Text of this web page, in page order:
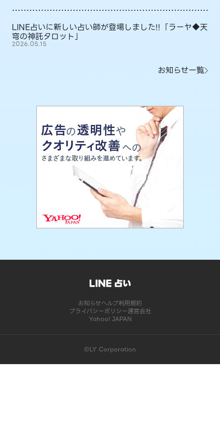
LINE占いに新しい占い師が登場しました!!「ラーヤ◆天
穹の神託タロット」
2026.05.15
お知らせ一覧
お知らせヘルプ利用規約
プライバシーポリシー運営会社
Yahoo! JAPAN
©LY Corporation
このコンテンツは掲載が終了しました | LINE占い